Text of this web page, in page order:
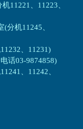
11221、11223、
分机11245、
、11231)
话03-9874858)
、11242、